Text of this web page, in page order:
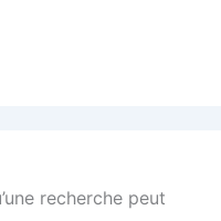
recherche peut